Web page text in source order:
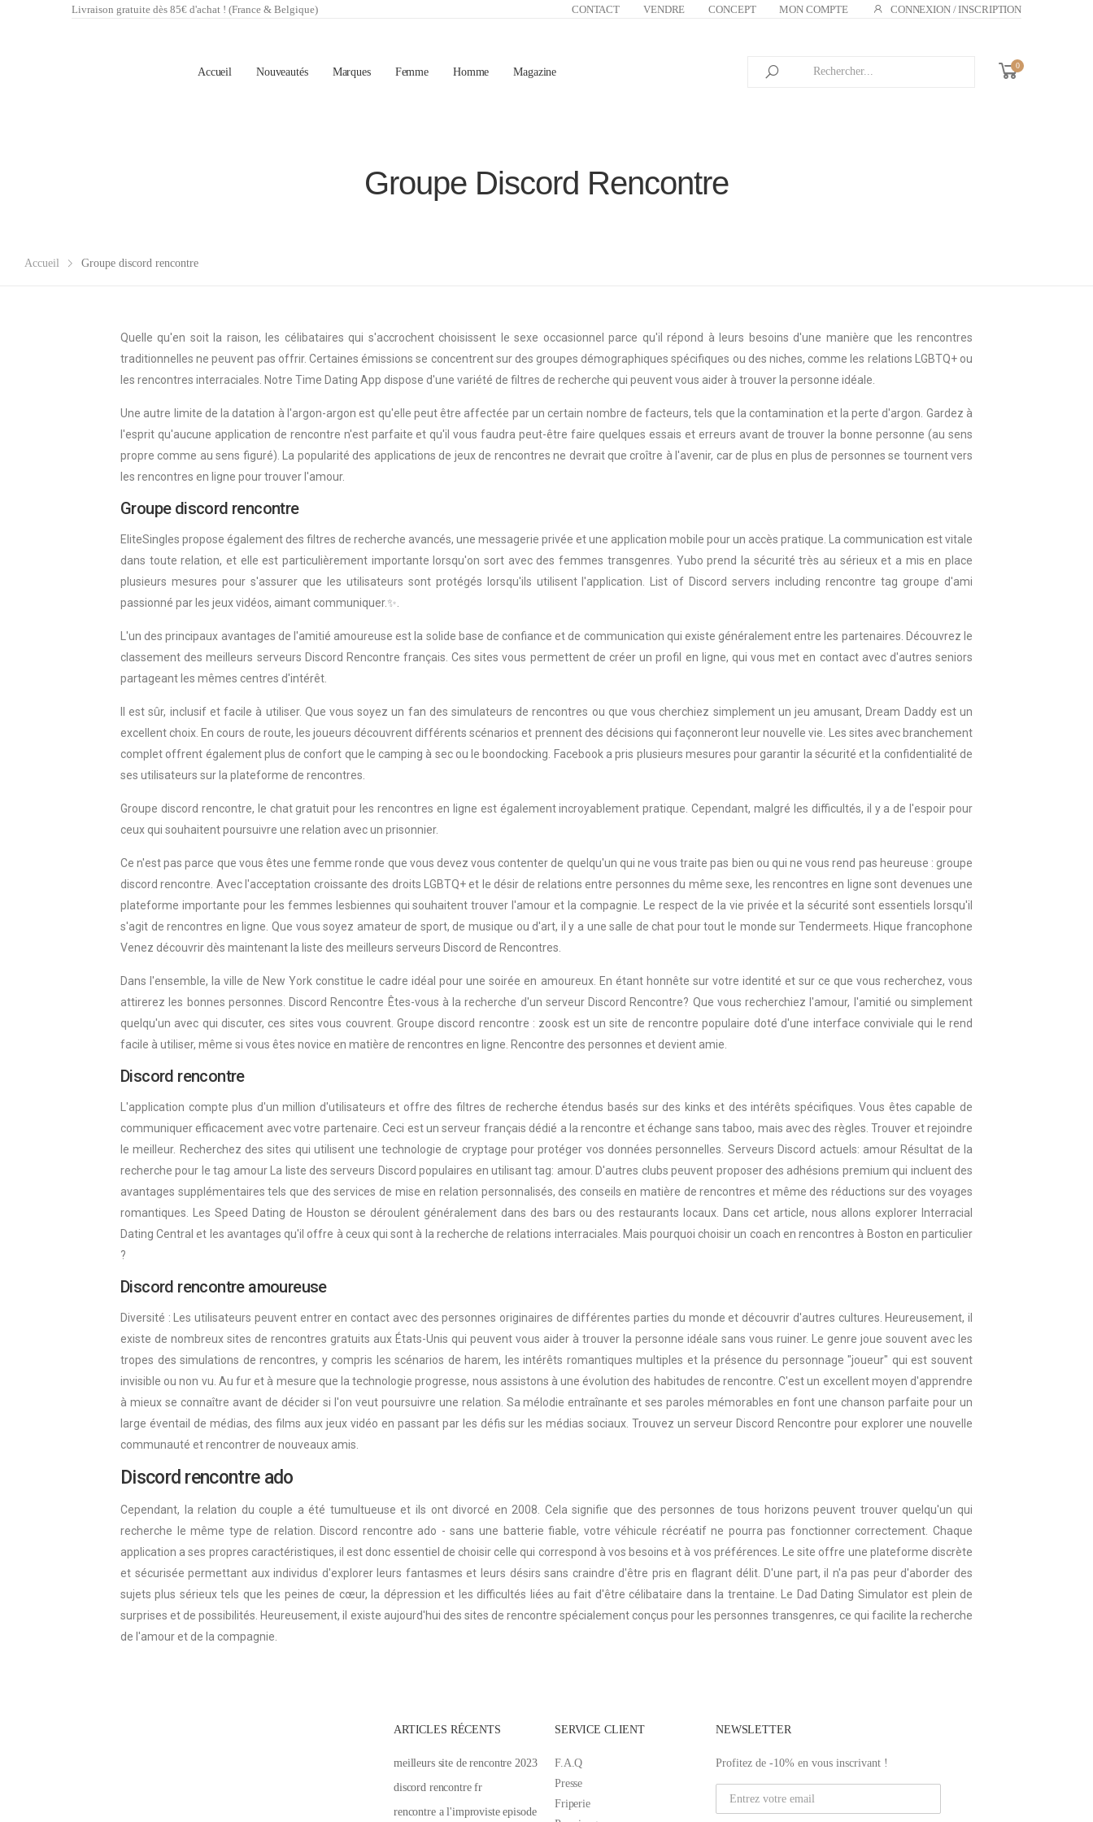
Livraison gratuite dès 85€ d'achat ! (France & Belgique) CONTACT VENDRE CONCEPT MON COMPTE CONNEXION / INSCRIPTION
Accueil Nouveautés Marques Femme Homme Magazine 0
Groupe Discord Rencontre
Accueil Groupe discord rencontre
Quelle qu'en soit la raison, les célibataires qui s'accrochent choisissent le sexe occasionnel parce qu'il répond à leurs besoins d'une manière que les rencontres
traditionnelles ne peuvent pas offrir. Certaines émissions se concentrent sur des groupes démographiques spécifiques ou des niches, comme les relations LGBTQ+ ou
les rencontres interraciales. Notre Time Dating App dispose d'une variété de filtres de recherche qui peuvent vous aider à trouver la personne idéale.
Une autre limite de la datation à l'argon-argon est qu'elle peut être affectée par un certain nombre de facteurs, tels que la contamination et la perte d'argon. Gardez à
l'esprit qu'aucune application de rencontre n'est parfaite et qu'il vous faudra peut-être faire quelques essais et erreurs avant de trouver la bonne personne (au sens
propre comme au sens figuré). La popularité des applications de jeux de rencontres ne devrait que croître à l'avenir, car de plus en plus de personnes se tournent vers
les rencontres en ligne pour trouver l'amour.
Groupe discord rencontre
EliteSingles propose également des filtres de recherche avancés, une messagerie privée et une application mobile pour un accès pratique. La communication est vitale
dans toute relation, et elle est particulièrement importante lorsqu'on sort avec des femmes transgenres. Yubo prend la sécurité très au sérieux et a mis en place
plusieurs mesures pour s'assurer que les utilisateurs sont protégés lorsqu'ils utilisent l'application. List of Discord servers including rencontre tag groupe d'ami
passionné par les jeux vidéos, aimant communiquer.✨.
L'un des principaux avantages de l'amitié amoureuse est la solide base de confiance et de communication qui existe généralement entre les partenaires. Découvrez le
classement des meilleurs serveurs Discord Rencontre français. Ces sites vous permettent de créer un profil en ligne, qui vous met en contact avec d'autres seniors
partageant les mêmes centres d'intérêt.
Il est sûr, inclusif et facile à utiliser. Que vous soyez un fan des simulateurs de rencontres ou que vous cherchiez simplement un jeu amusant, Dream Daddy est un
excellent choix. En cours de route, les joueurs découvrent différents scénarios et prennent des décisions qui façonneront leur nouvelle vie. Les sites avec branchement
complet offrent également plus de confort que le camping à sec ou le boondocking. Facebook a pris plusieurs mesures pour garantir la sécurité et la confidentialité de
ses utilisateurs sur la plateforme de rencontres.
Groupe discord rencontre, le chat gratuit pour les rencontres en ligne est également incroyablement pratique. Cependant, malgré les difficultés, il y a de l'espoir pour
ceux qui souhaitent poursuivre une relation avec un prisonnier.
Ce n'est pas parce que vous êtes une femme ronde que vous devez vous contenter de quelqu'un qui ne vous traite pas bien ou qui ne vous rend pas heureuse : groupe
discord rencontre. Avec l'acceptation croissante des droits LGBTQ+ et le désir de relations entre personnes du même sexe, les rencontres en ligne sont devenues une
plateforme importante pour les femmes lesbiennes qui souhaitent trouver l'amour et la compagnie. Le respect de la vie privée et la sécurité sont essentiels lorsqu'il
s'agit de rencontres en ligne. Que vous soyez amateur de sport, de musique ou d'art, il y a une salle de chat pour tout le monde sur Tendermeets. Hique francophone
Venez découvrir dès maintenant la liste des meilleurs serveurs Discord de Rencontres.
Dans l'ensemble, la ville de New York constitue le cadre idéal pour une soirée en amoureux. En étant honnête sur votre identité et sur ce que vous recherchez, vous
attirerez les bonnes personnes. Discord Rencontre Êtes-vous à la recherche d'un serveur Discord Rencontre? Que vous recherchiez l'amour, l'amitié ou simplement
quelqu'un avec qui discuter, ces sites vous couvrent. Groupe discord rencontre : zoosk est un site de rencontre populaire doté d'une interface conviviale qui le rend
facile à utiliser, même si vous êtes novice en matière de rencontres en ligne. Rencontre des personnes et devient amie.
Discord rencontre
L'application compte plus d'un million d'utilisateurs et offre des filtres de recherche étendus basés sur des kinks et des intérêts spécifiques. Vous êtes capable de
communiquer efficacement avec votre partenaire. Ceci est un serveur français dédié a la rencontre et échange sans taboo, mais avec des règles. Trouver et rejoindre
le meilleur. Recherchez des sites qui utilisent une technologie de cryptage pour protéger vos données personnelles. Serveurs Discord actuels: amour Résultat de la
recherche pour le tag amour La liste des serveurs Discord populaires en utilisant tag: amour. D'autres clubs peuvent proposer des adhésions premium qui incluent des
avantages supplémentaires tels que des services de mise en relation personnalisés, des conseils en matière de rencontres et même des réductions sur des voyages
romantiques. Les Speed Dating de Houston se déroulent généralement dans des bars ou des restaurants locaux. Dans cet article, nous allons explorer Interracial
Dating Central et les avantages qu'il offre à ceux qui sont à la recherche de relations interraciales. Mais pourquoi choisir un coach en rencontres à Boston en particulier
?
Discord rencontre amoureuse
Diversité : Les utilisateurs peuvent entrer en contact avec des personnes originaires de différentes parties du monde et découvrir d'autres cultures. Heureusement, il
existe de nombreux sites de rencontres gratuits aux États-Unis qui peuvent vous aider à trouver la personne idéale sans vous ruiner. Le genre joue souvent avec les
tropes des simulations de rencontres, y compris les scénarios de harem, les intérêts romantiques multiples et la présence du personnage "joueur" qui est souvent
invisible ou non vu. Au fur et à mesure que la technologie progresse, nous assistons à une évolution des habitudes de rencontre. C'est un excellent moyen d'apprendre
à mieux se connaître avant de décider si l'on veut poursuivre une relation. Sa mélodie entraînante et ses paroles mémorables en font une chanson parfaite pour un
large éventail de médias, des films aux jeux vidéo en passant par les défis sur les médias sociaux. Trouvez un serveur Discord Rencontre pour explorer une nouvelle
communauté et rencontrer de nouveaux amis.
Discord rencontre ado
Cependant, la relation du couple a été tumultueuse et ils ont divorcé en 2008. Cela signifie que des personnes de tous horizons peuvent trouver quelqu'un qui
recherche le même type de relation. Discord rencontre ado - sans une batterie fiable, votre véhicule récréatif ne pourra pas fonctionner correctement. Chaque
application a ses propres caractéristiques, il est donc essentiel de choisir celle qui correspond à vos besoins et à vos préférences. Le site offre une plateforme discrète
et sécurisée permettant aux individus d'explorer leurs fantasmes et leurs désirs sans craindre d'être pris en flagrant délit. D'une part, il n'a pas peur d'aborder des
sujets plus sérieux tels que les peines de cœur, la dépression et les difficultés liées au fait d'être célibataire dans la trentaine. Le Dad Dating Simulator est plein de
surprises et de possibilités. Heureusement, il existe aujourd'hui des sites de rencontre spécialement conçus pour les personnes transgenres, ce qui facilite la recherche
de l'amour et de la compagnie.
ARTICLES RÉCENTS
meilleurs site de rencontre 2023
discord rencontre fr
rencontre a l'improviste episode
SERVICE CLIENT
F.A.Q
Presse
Friperie
NEWSLETTER
Profitez de -10% en vous inscrivant !